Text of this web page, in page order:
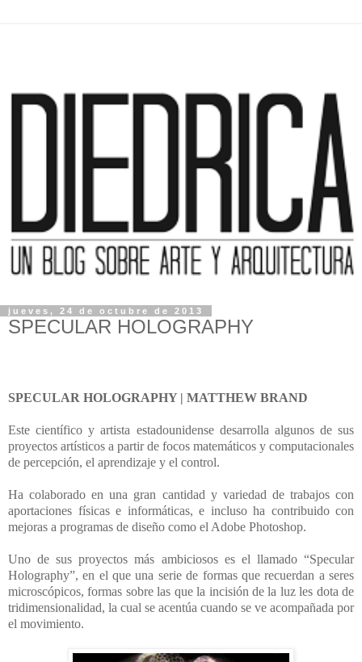
jueves, 24 de octubre de 2013
SPECULAR HOLOGRAPHY
SPECULAR HOLOGRAPHY | MATTHEW BRAND
Este científico y artista estadounidense desarrolla algunos de sus
proyectos artísticos a partir de focos matemáticos y computacionales
de percepción, el aprendizaje y el control.
Ha colaborado en una gran cantidad y variedad de trabajos con
aportaciones físicas e informáticas, e incluso ha contribuido con
mejoras a programas de diseño como el Adobe Photoshop.
Uno de sus proyectos más ambiciosos es el llamado “Specular
Holography”, en el que una serie de formas que recuerdan a seres
microscópicos, formas sobre las que la incisión de la luz les dota de
tridimensionalidad, la cual se acentúa cuando se ve acompañada por
el movimiento.